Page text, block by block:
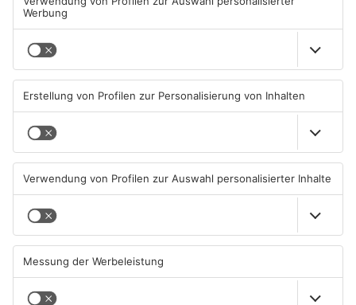
Wer wird Fußball-
Weltmeister 2026?
13.07.2026, 10:58 UHR IN
UMFRAGEN